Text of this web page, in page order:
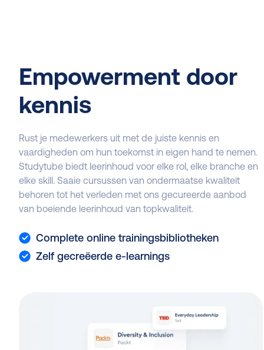
Empowerment door
kennis
Rust je medewerkers uit met de juiste kennis en
vaardigheden om hun toekomst in eigen hand te nemen.
Studytube biedt leerinhoud voor elke rol, elke branche en
elke skill. Saaie cursussen van ondermaatse kwaliteit
behoren tot het verleden met ons gecureerde aanbod
van boeiende leerinhoud van topkwaliteit.
Complete online trainingsbibliotheken
Zelf gecreëerde e-learnings